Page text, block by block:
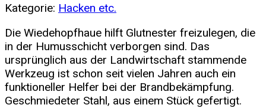
Kategorie: Hacken etc.
Die Wiedehopfhaue hilft Glutnester freizulegen, die
in der Humusschicht verborgen sind. Das
ursprünglich aus der Landwirtschaft stammende
Werkzeug ist schon seit vielen Jahren auch ein
funktioneller Helfer bei der Brandbekämpfung.
Geschmiedeter Stahl, aus einem Stück gefertigt.